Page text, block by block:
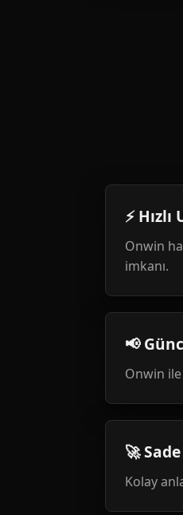
⚡
Onwin
imkanı.
📢
Onwin
🚀
Kolay